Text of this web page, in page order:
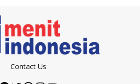
Contact Us